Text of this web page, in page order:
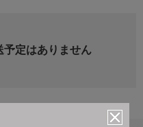
予定はありません